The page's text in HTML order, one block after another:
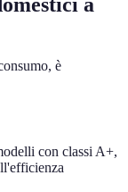
è
con classi A+,